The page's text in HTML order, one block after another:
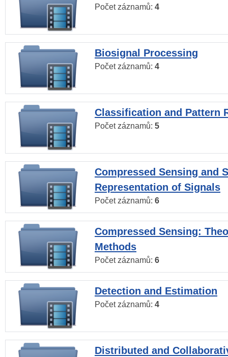
Počet záznamů: 4
Biosignal Processing
Počet záznamů: 4
Classification and Pattern
Počet záznamů: 5
Compressed Sensing and
Representation of Signals
Počet záznamů: 6
Compressed Sensing:
Methods
Počet záznamů: 6
Detection and Estimation
Počet záznamů: 4
Distributed and